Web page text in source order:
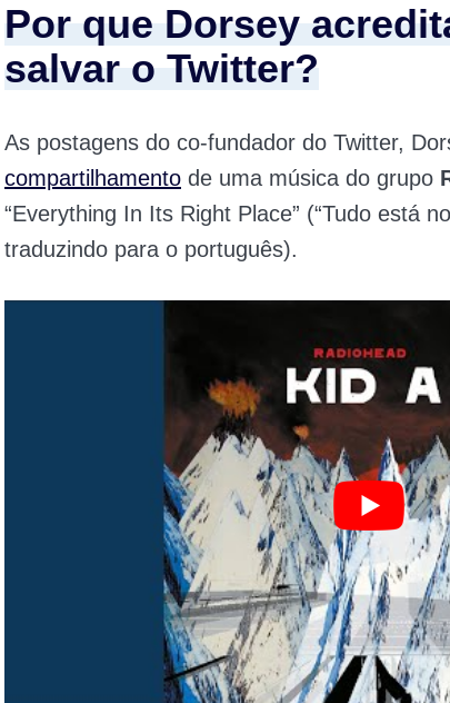
Por que Dorsey
salvar o Twitter?
As postagens do co-fundador do Twitter,
compartilhamento de uma música do grupo
“Everything In Its Right Place” (“Tudo está
traduzindo para o português).